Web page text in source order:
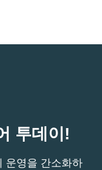
투데이!
운영을 간소화하